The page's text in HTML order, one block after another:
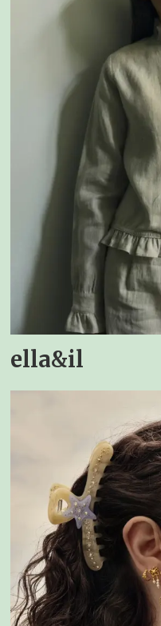
ella&il